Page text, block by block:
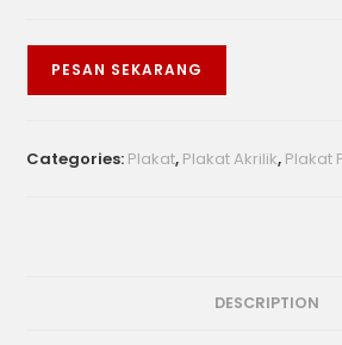
PESAN SEKARANG
Categories: Plakat, Plakat Akrilik, Plakat
DESCRIPTION